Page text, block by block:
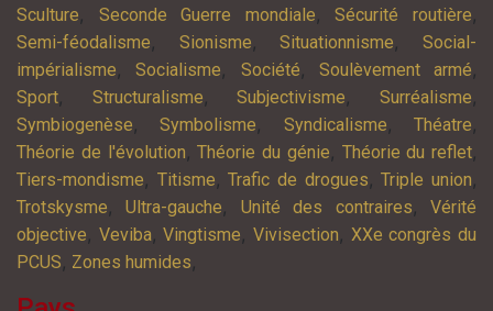
Sculture, Seconde Guerre mondiale,Sécurité routière,
Semi-féodalisme, Sionisme,Situationnisme,Social-
impérialisme,Socialisme, Société, Soulèvement armé,
Sport, Structuralisme,Subjectivisme,Surréalisme,
Symbiogenèse,Symbolisme, Syndicalisme,Théatre,
Théorie de l'évolution,Théorie du génie, Théorie du reflet,
Tiers-mondisme, Titisme,Trafic de drogues,Triple union,
Trotskysme,Ultra-gauche, Unité des contraires,Vérité
objective, Veviba,Vingtisme,Vivisection, XXe congrès du
PCUS, Zones humides,